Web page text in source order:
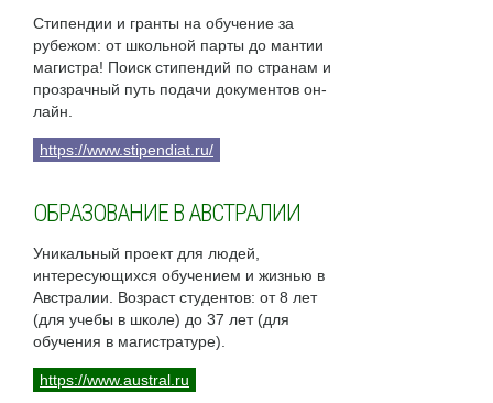
Стипендии и гранты на обучение за
рубежом: от школьной парты до мантии
магистра! Поиск стипендий по странам и
прозрачный путь подачи документов он-
лайн.
https://www.stipendiat.ru/
ОБРАЗОВАНИЕ В АВСТРАЛИИ
Уникальный проект для людей,
интересующихся обучением и жизнью в
Австралии. Возраст студентов: от 8 лет
(для учебы в школе) до 37 лет (для
обучения в магистратуре).
https://www.austral.ru